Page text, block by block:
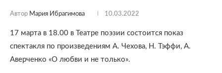
Автор Мария Ибрагимова 10.03.2022
17 марта в 18.00 в Театре поэзии состоится показ
спектакля по произведениям А. Чехова, Н. Тэффи, А.
Аверченко «О любви и не только».